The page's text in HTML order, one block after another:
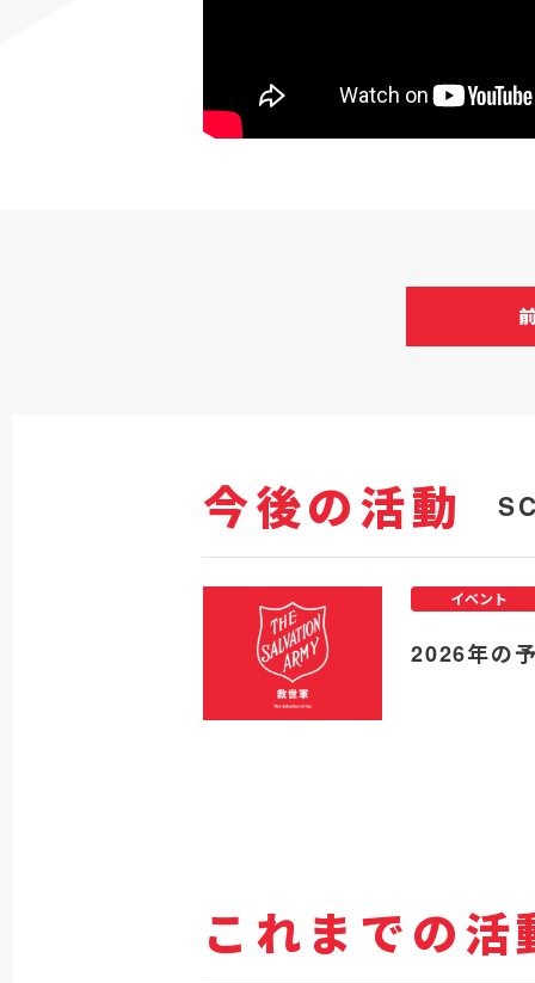
今後の活動
2026年の
イベント
これまでの活